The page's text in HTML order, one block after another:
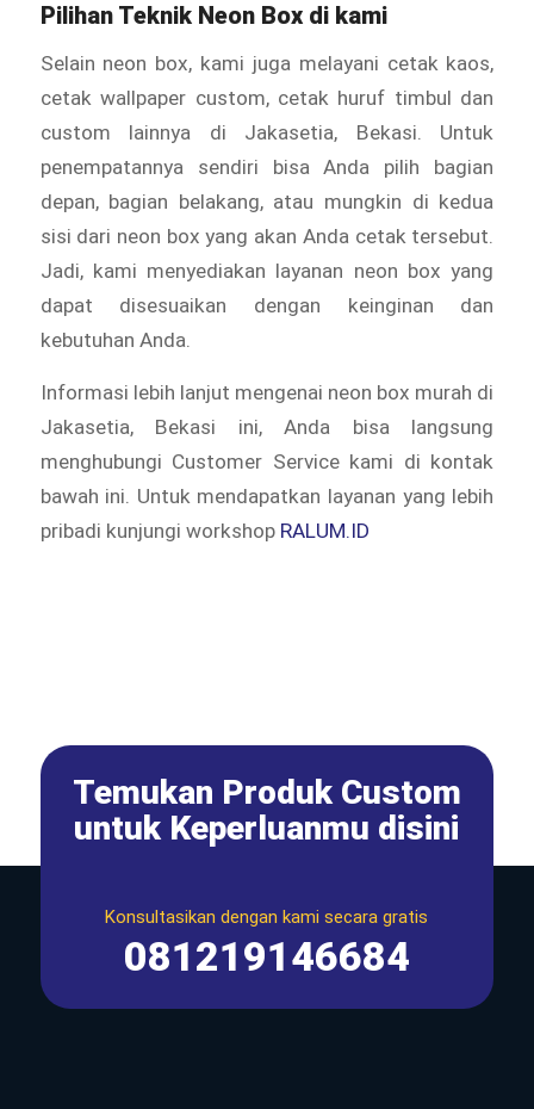
Pilihan Teknik Neon Box di kami
Selain neon box, kami juga melayani cetak kaos,
cetak wallpaper custom, cetak huruf timbul dan
custom lainnya di Jakasetia, Bekasi. Untuk
penempatannya sendiri bisa Anda pilih bagian
depan, bagian belakang, atau mungkin di kedua
sisi dari neon box yang akan Anda cetak tersebut.
Jadi, kami menyediakan layanan neon box yang
dapat disesuaikan dengan keinginan dan
kebutuhan Anda.
Informasi lebih lanjut mengenai neon box murah di
Jakasetia, Bekasi ini, Anda bisa langsung
menghubungi Customer Service kami di kontak
bawah ini. Untuk mendapatkan layanan yang lebih
pribadi kunjungi workshop RALUM.ID
Temukan Produk Custom
untuk Keperluanmu disini
Konsultasikan dengan kami secara gratis
081219146684